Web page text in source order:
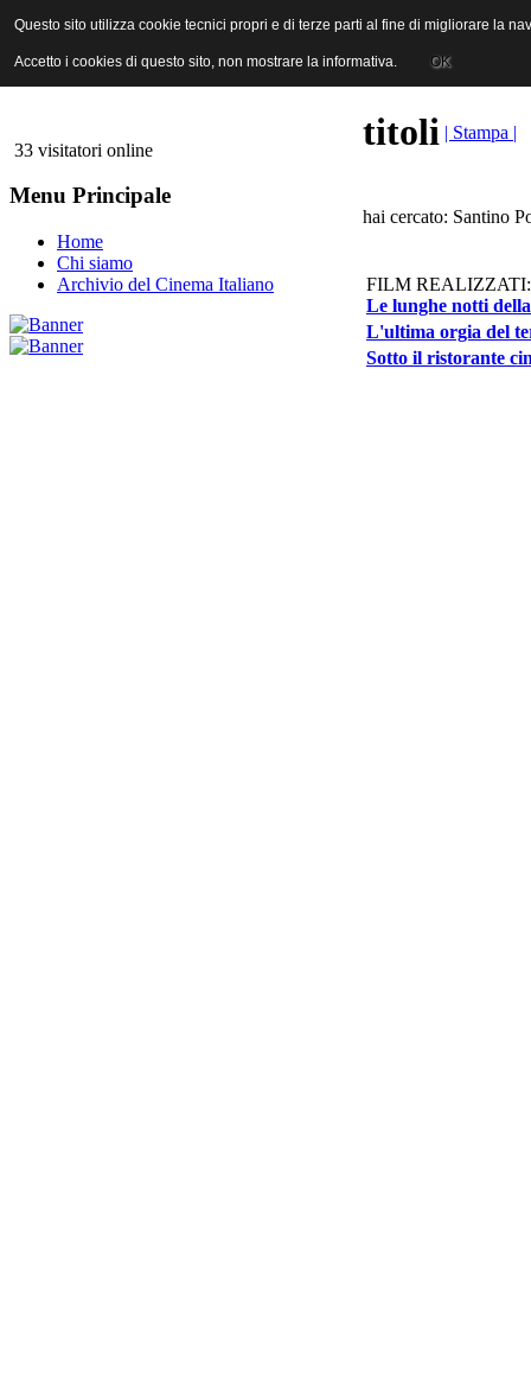
ANICA | Associazione Nazionale Industrie Cinematografiche
33 visitatori online
Menu Principale
Home
Chi siamo
Archivio del Cinema Italiano
titoli | Stampa |
hai cercato: Santino
FILM REALIZZATI:
Le lunghe notti
L'ultima orgia del
Sotto il ristorante
Questo sito utilizza cookie tecnici propri e di terze parti al fine di migliorare la
Accetto i cookies di questo sito, non mostrare la informativa. OK
Questo sito utilizza cookie tecnici propri e di terze parti al fine di migliorare la
Accetto i cookies di questo sito, non mostrare la informativa. OK